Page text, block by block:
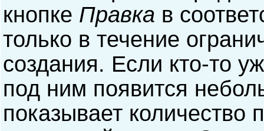
кнопке Правка в
только в течение
создания. Если кто-то
под ним появится
показывает количество